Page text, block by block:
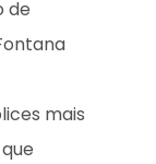
de
mais